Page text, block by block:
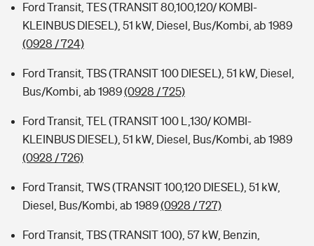
Ford Transit, TES (TRANSIT 80,100,120/ KOMBI-
KLEINBUS DIESEL), 51 kW, Diesel, Bus/Kombi, ab 1989
(0928 / 724)
Ford Transit, TBS (TRANSIT 100 DIESEL), 51 kW, Diesel,
Bus/Kombi, ab 1989(0928 / 725)
Ford Transit, TEL (TRANSIT 100 L,130/ KOMBI-
KLEINBUS DIESEL), 51 kW, Diesel, Bus/Kombi, ab 1989
(0928 / 726)
Ford Transit, TWS (TRANSIT 100,120 DIESEL), 51 kW,
Diesel, Bus/Kombi, ab 1989(0928 / 727)
Ford Transit, TBS (TRANSIT 100), 57 kW, Benzin,